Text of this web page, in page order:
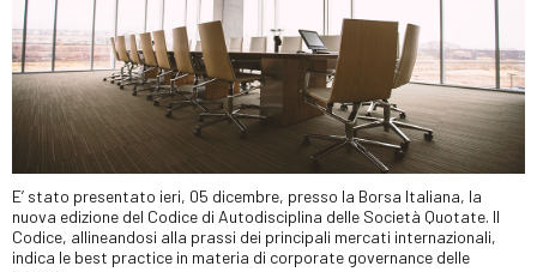
E’ stato presentato ieri, 05 dicembre, presso la Borsa Italiana, la
nuova edizione del Codice di Autodisciplina delle Società Quotate. Il
Codice, allineandosi alla prassi dei principali mercati internazionali,
indica le best practice in materia di corporate governance delle